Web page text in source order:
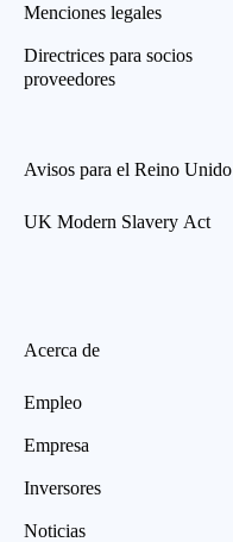
Menciones legales
Directrices para socios
proveedores
Avisos para el Reino Unido
UK Modern Slavery Act
Acerca de
Empleo
Empresa
Inversores
Noticias